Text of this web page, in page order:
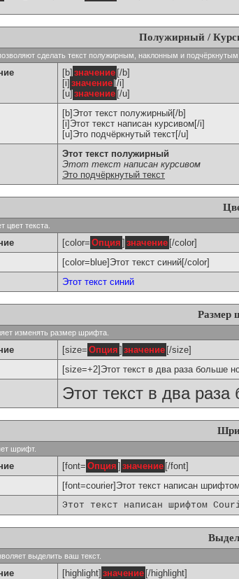
Полужирный /
сделать текст полужирным, наклонным и подчёркнутым
[b] значение [/b]
[i] значение [/i]
[u] значение [/u]
[b]Этот текст полужирный[/b]
[i]Этот текст написан курсивом[/i]
[u]Это подчёркнутый текст[/u]
Этот текст полужирный
Этот текст написан курсивом
Это подчёркнутый текст
цвет текста.
[color= Опция ] значение [/color]
[color=blue]Этот текст синий[/color]
Этот текст синий
Размер
изменять размер шрифта.
[size= Опция ] значение [/size]
[size=+2]Этот текст в два раза больше
Этот текст в два
шрифт.
[font= Опция ] значение [/font]
[font=courier]Этот текст написан
Этот текст написан шрифтом
выделить ваш текст.
[highlight] значение [/highlight]